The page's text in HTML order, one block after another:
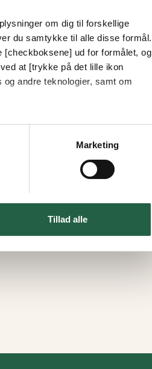
om dig til forskellige
du samtykke til alle disse formål.
ud for formålet, og
at [trykke på det lille ikon
andre teknologier, samt om
Marketing
Tillad alle